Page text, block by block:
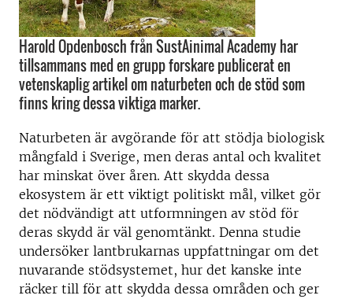
Harold Opdenbosch från SustAinimal Academy har
tillsammans med en grupp forskare publicerat en
vetenskaplig artikel om naturbeten och de stöd som
finns kring dessa viktiga marker.
Naturbeten är avgörande för att stödja biologisk
mångfald i Sverige, men deras antal och kvalitet
har minskat över åren. Att skydda dessa
ekosystem är ett viktigt politiskt mål, vilket gör
det nödvändigt att utformningen av stöd för
deras skydd är väl genomtänkt. Denna studie
undersöker lantbrukarnas uppfattningar om det
nuvarande stödsystemet, hur det kanske inte
räcker till för att skydda dessa områden och ger